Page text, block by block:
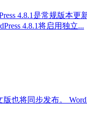
4.8.1是常规版本
4.8.1将启用独立...
也将同步发布。